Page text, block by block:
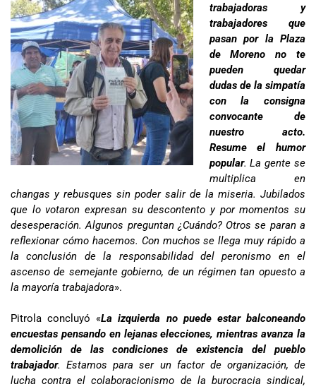
trabajadoras y
trabajadores que
pasan por la Plaza
de Moreno no te
pueden quedar
dudas de la simpatía
con la consigna
convocante de
nuestro acto.
Resume el humor
popular. La gente se
multiplica en
changas y rebusques sin poder salir de la miseria. Jubilados
que lo votaron expresan su descontento y por momentos su
desesperación. Algunos preguntan ¿Cuándo? Otros se paran a
reflexionar cómo hacemos. Con muchos se llega muy rápido a
la conclusión de la responsabilidad del peronismo en el
ascenso de semejante gobierno, de un régimen tan opuesto a
la mayoría trabajadora».
Pitrola concluyó «La izquierda no puede estar balconeando
encuestas pensando en lejanas elecciones, mientras avanza la
demolición de las condiciones de existencia del pueblo
trabajador. Estamos para ser un factor de organización, de
lucha contra el colaboracionismo de la burocracia sindical,